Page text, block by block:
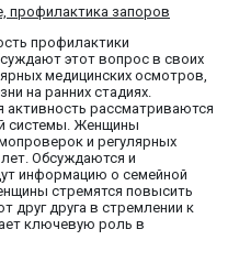
профилактика запоров
профилактики
этот вопрос в своих
медицинских осмотров,
на ранних стадиях.
активность рассматриваются
системы. Женщины
и регулярных
Обсуждаются и
информацию о семейной
стремятся повысить
друг друга в стремлении к
ключевую роль в